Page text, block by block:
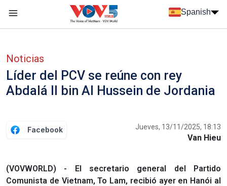
Spanish
Noticias
Líder del PCV se reúne con rey
Abdalá II bin Al Hussein de Jordania
Facebook Jueves, 13/11/2025, 18:13
Van Hieu
(VOVWORLD) - El secretario general del Partido
Comunista de Vietnam, To Lam, recibió ayer en Hanói al